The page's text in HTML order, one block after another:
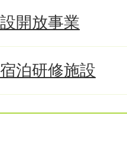
開放事業
泊研修施設